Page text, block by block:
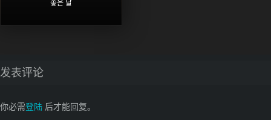
좋은 날
发表评论
你必需登陆 后才能回复。